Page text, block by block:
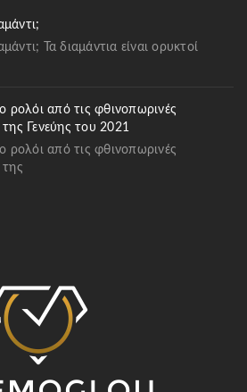
Τα διαμάντια είναι ορυκτοί
ρολόι από τις φθινοπωρινές
Γενεύης του 2021
ρολόι από τις φθινοπωρινές